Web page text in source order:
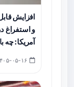
افزایش
و استفراغ
آمریکا: چه